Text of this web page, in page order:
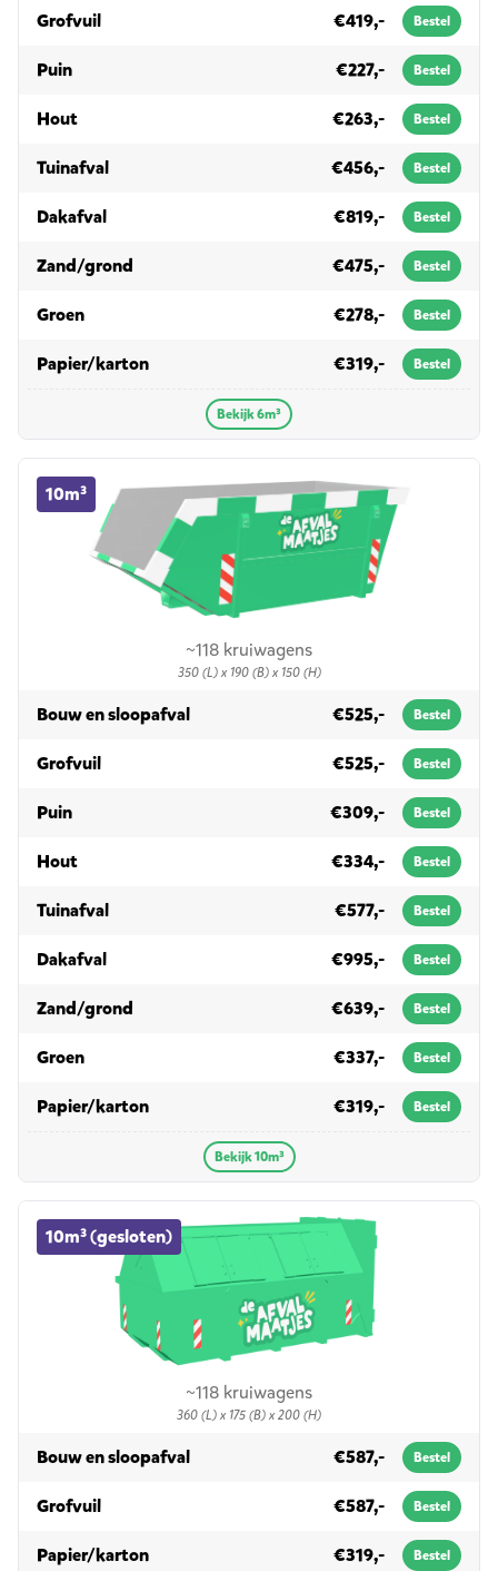
Grofvuilin 6m³ €419,- Bestel
Puinin 6m³ €227,- Bestel
Houtin 6m³ €263,- Bestel
Tuinafvalin 6m³ €456,- Bestel
Dakafvalin 6m³ €819,- Bestel
Zand/grond €475,- Bestel
Groenin 6m³ €278,- Bestel
Papier/kartonin 6m³ €319,- Bestel
Bekijk 6m³
~118 kruiwagens
350 (L) x 190 (B) x 150 (H)
10m³
10m³ container huren
Bouw en sloopafvalin 10m³ €525,- Bestel
Grofvuilin 10m³ €525,- Bestel
Puinin 10m³ €309,- Bestel
Houtin 10m³ €334,- Bestel
Tuinafvalin 10m³ €577,- Bestel
Dakafvalin 10m³ €995,- Bestel
Zand/grond €639,- Bestel
Groenin 10m³ €337,- Bestel
Papier/kartonin 10m³ €319,- Bestel
Bekijk 10m³
~118 kruiwagens
360 (L) x 175 (B) x 200 (H)
10m³ (gesloten)
10m³ (gesloten) container huren
Bouw en sloopafvalin 10m³ (gesloten) €587,- Bestel
Grofvuilin 10m³ (gesloten) €587,- Bestel
Papier/kartonin 10m³ (gesloten) €319,- Bestel